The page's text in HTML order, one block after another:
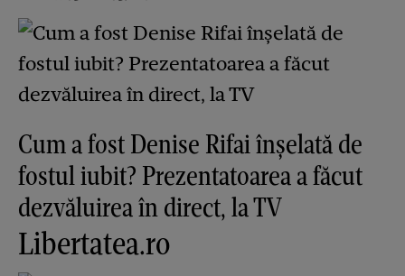
Cum a fost Denise Rifai înșelată de
fostul iubit? Prezentatoarea a făcut
dezvăluirea în direct, la TV
Libertatea.ro